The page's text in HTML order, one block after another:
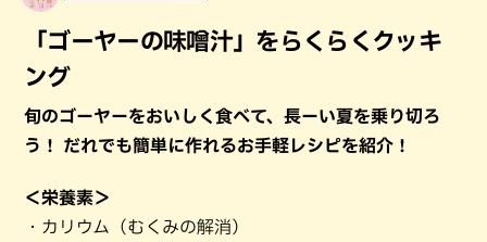
「ゴーヤーの味噌汁」をらくらくクッキ
ング
旬のゴーヤーをおいしく食べて、長ーい夏を乗り切ろ
う！ だれでも簡単に作れるお手軽レシピを紹介！
＜栄養素＞
・カリウム（むくみの解消）